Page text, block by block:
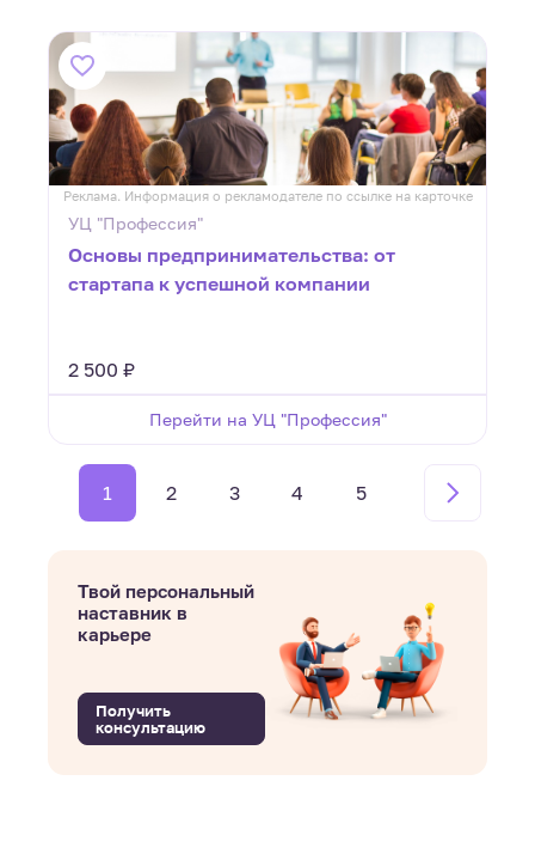
Реклама. Информация о рекламодателе по ссылке на карточке
УЦ "Профессия"
Основы предпринимательства: от
стартапа к успешной компании
2 500 ₽
Перейти на УЦ "Профессия"
1 2 3 4 5
Твой персональный
наставник в
карьере
Получить
консультацию